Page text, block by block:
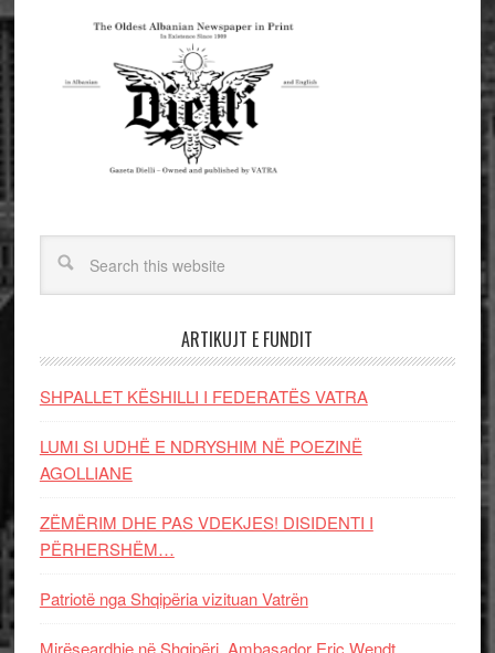
ARTIKUJT E FUNDIT
SHPALLET KËSHILLI I FEDERATËS VATRA
LUMI SI UDHË E NDRYSHIM NË POEZINË
AGOLLIANE
ZËMËRIM DHE PAS VDEKJES! DISIDENTI I
PËRHERSHËM…
Patriotë nga Shqipëria vizituan Vatrën
Mirëseardhje në Shqipëri, Ambasador Eric Wendt